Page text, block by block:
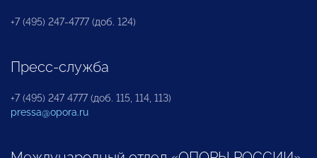
+7 (495) 247-4777 (доб. 124)
Пресс-служба
+7 (495) 247 4777 (доб. 115, 114, 113)
pressa@opora.ru